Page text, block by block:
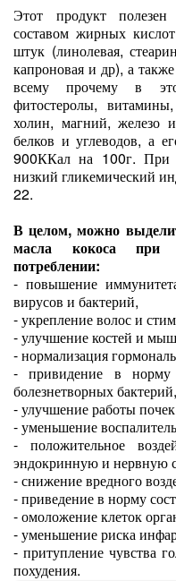
Этот продукт
составом жирных
штук (линолевая,
капроновая и др), а
всему прочему в
фитостеролы,
холин, магний, железо
белков и углеводов, а
900ККал на 100г. При
низкий гликемический
22.
В целом, можно
масла кокоса при
потреблении:
- повышение
вирусов и бактерий,
-укрепление волос и
-улучшение костей и
-нормализация
- привидение в
болезнетворных бактерий,
-улучшение работы
-уменьшение
-
положительное
эндокринную и нервную
-снижение вредного
-приведение в норму
-омоложение клеток
-уменьшение риска
- притупление чувства
похудения.